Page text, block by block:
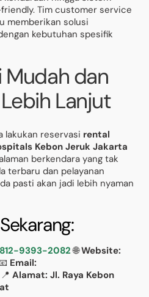
Tim customer service
memberikan solusi
kebutuhan spesifik
Mudah dan
Lanjut
lakukan reservasi rental
Kebon Jeruk Jakarta
berkendara yang tak
terbaru dan pelayanan
pasti akan jadi lebih nyaman
9393-2082🌐Website:
Email:
📍Alamat: Jl. Raya Kebon